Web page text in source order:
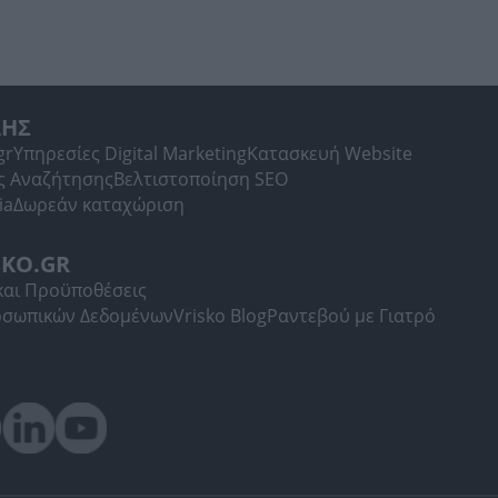
Υπηρεσίες Digital MarketingΚατασκευή Website
ΑναζήτησηςΒελτιστοποίηση SEO
Δωρεάν καταχώριση
Προϋποθέσεις
ΔεδομένωνVrisko BlogΡαντεβού με Γιατρό